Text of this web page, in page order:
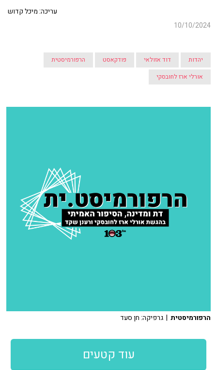
עריכה: מיכל קדוש
10/10/2024
יהדות דוד אזולאי פודקאסט
הרפורמיסטית
אורלי ארז לחובסקי
הרפורמיסטית | גרפיקה: חן סעד
עוד קטעים